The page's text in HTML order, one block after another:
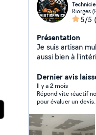
Riorges
5/5
Présentation
Je suis artisan
aussi bien à
multiservices, je
sérieuses et adaptées
extérieur :
maison, jardin,
soigné et rapide. Prestations éligibles au crédit d'impôt
(50 % de
Dernier avis
Il y a 2 mois
Répond vite réactif
pour évaluer un devis.